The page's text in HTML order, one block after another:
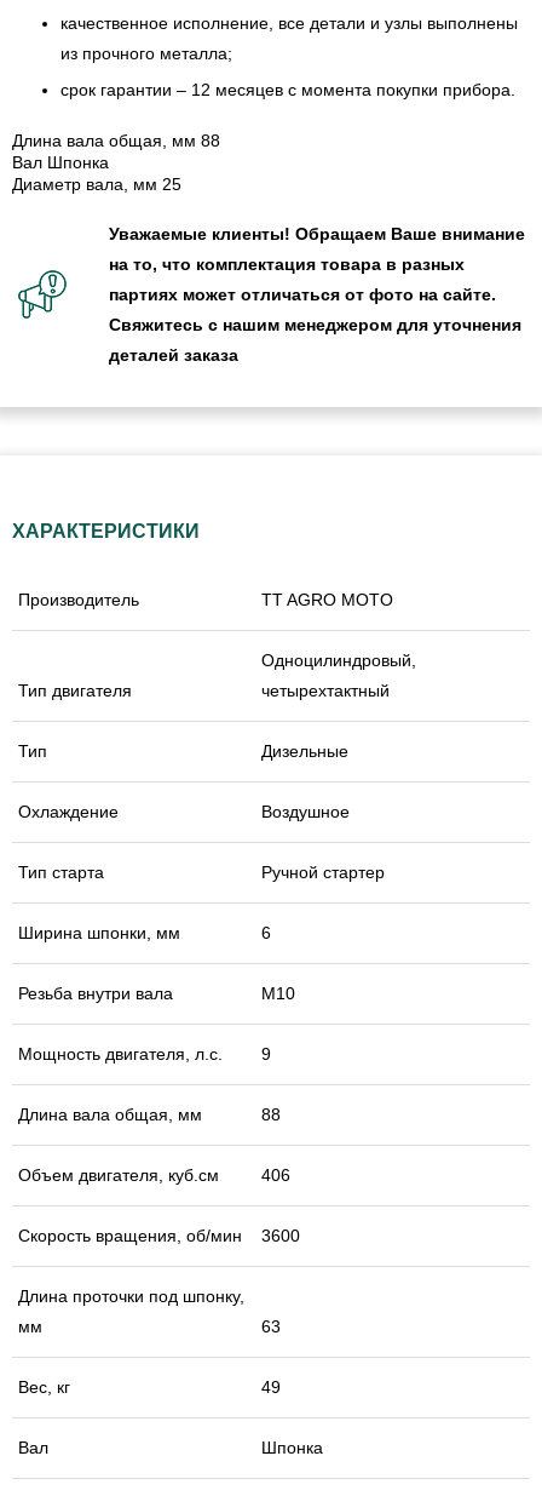
качественное исполнение, все детали и узлы выполнены
из прочного металла;
срок гарантии – 12 месяцев с момента покупки прибора.
Длина вала общая, мм 88
Вал Шпонка
Диаметр вала, мм 25
Уважаемые клиенты! Обращаем Ваше внимание
на то, что комплектация товара в разных
партиях может отличаться от фото на сайте.
Свяжитесь с нашим менеджером для уточнения
деталей заказа
ХАРАКТЕРИСТИКИ
Производитель TT AGRO MOTO
Тип двигателя
Одноцилиндровый,
четырехтактный
Тип Дизельные
Охлаждение Воздушное
Тип старта Ручной стартер
Ширина шпонки, мм 6
Резьба внутри вала М10
Мощность двигателя, л.с. 9
Длина вала общая, мм 88
Объем двигателя, куб.см 406
Скорость вращения, об/мин 3600
Длина проточки под шпонку,
мм
63
Вес, кг 49
Вал Шпонка